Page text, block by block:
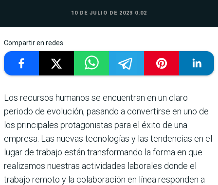
10 DE JULIO DE 2023 0:02
Compartir en redes
Los recursos humanos se encuentran en un claro
periodo de evo­lución, pasando a convertirse en uno de
los principales pro­tagonistas para el éxito de una
empresa. Las nuevas tecno­logías y las tendencias en el
lugar de trabajo están trans­formando la forma en que
rea­lizamos nuestras actividades laborales donde el
trabajo remoto y la colaboración en línea responden a